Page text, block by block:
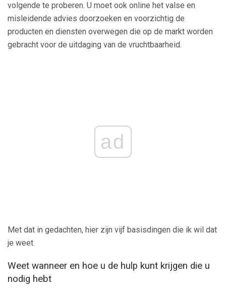
volgende te proberen. U moet ook online het valse en
misleidende advies doorzoeken en voorzichtig de
producten en diensten overwegen die op de markt worden
gebracht voor de uitdaging van de vruchtbaarheid.
ad
Met dat in gedachten, hier zijn vijf basisdingen die ik wil dat
je weet.
Weet wanneer en hoe u de hulp kunt krijgen die u
nodig hebt